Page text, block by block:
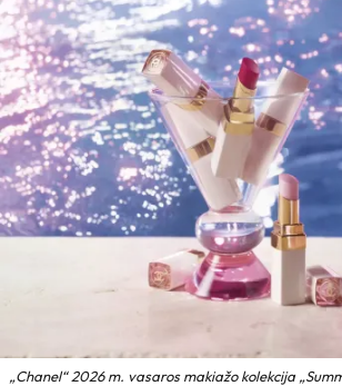
„Chanel“ 2026 m. vasaros makiažo kolekcija